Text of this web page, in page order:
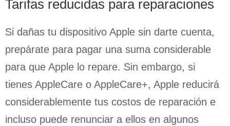
Tarifas reducidas para reparaciones
Si dañas tu dispositivo Apple sin darte cuenta,
prepárate para pagar una suma considerable
para que Apple lo repare. Sin embargo, si
tienes AppleCare o AppleCare+, Apple reducirá
considerablemente tus costos de reparación e
incluso puede renunciar a ellos en algunos